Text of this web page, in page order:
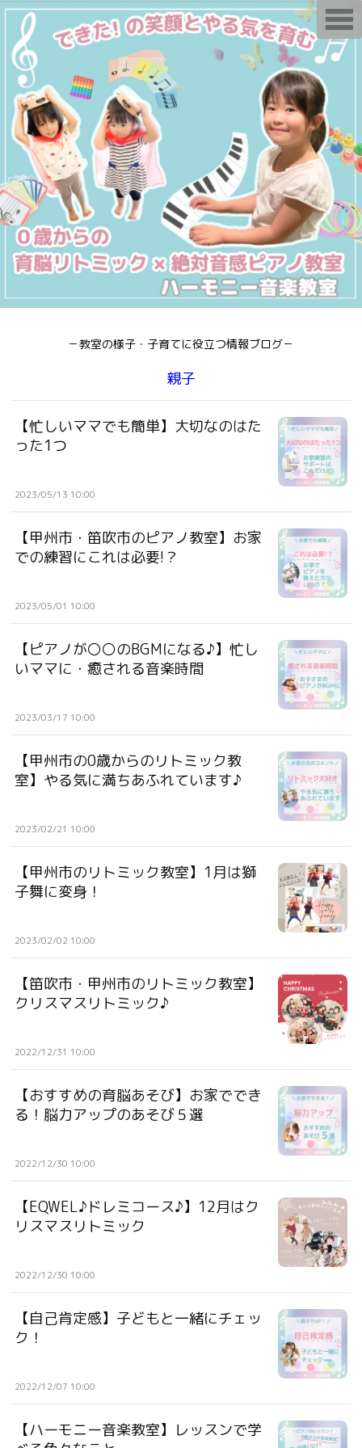
－教室の様子・子育てに役立つ情報ブログ－
親子
【忙しいママでも簡単】大切なのはた
った1つ
2023/05/13 10:00
【甲州市・笛吹市のピアノ教室】お家
での練習にこれは必要!？
2023/05/01 10:00
【ピアノが〇〇のBGMになる♪】忙し
いママに・癒される音楽時間
2023/03/17 10:00
【甲州市の0歳からのリトミック教
室】やる気に満ちあふれています♪
2023/02/21 10:00
【甲州市のリトミック教室】1月は獅
子舞に変身！
2023/02/02 10:00
【笛吹市・甲州市のリトミック教室】
クリスマスリトミック♪
2022/12/31 10:00
【おすすめの育脳あそび】お家ででき
る！脳力アップのあそび５選
2022/12/30 10:00
【EQWEL♪ドレミコース♪】12月はク
リスマスリトミック
2022/12/30 10:00
【自己肯定感】子どもと一緒にチェッ
ク！
2022/12/07 10:00
【ハーモニー音楽教室】レッスンで学
T
o
g
g
l
g
a
t